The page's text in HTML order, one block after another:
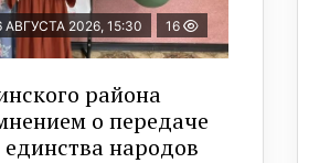
АВГУСТА 2026, 15:30 16
района
о передаче
народов